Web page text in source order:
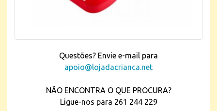
Questões? Envie e-mail para
apoio@lojadacrianca.net
NÃO ENCONTRA O QUE PROCURA?
Ligue-nos para 261 244 229